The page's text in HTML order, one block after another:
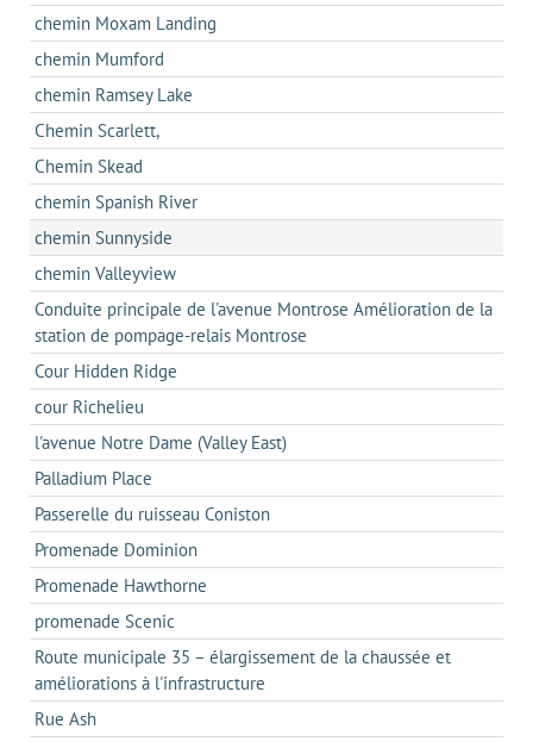
chemin Moxam Landing
chemin Mumford
chemin Ramsey Lake
Chemin Scarlett,
Chemin Skead
chemin Spanish River
chemin Sunnyside
chemin Valleyview
Conduite principale de l'avenue Montrose Amélioration de la
station de pompage-relais Montrose
Cour Hidden Ridge
cour Richelieu
l'avenue Notre Dame (Valley East)
Palladium Place
Passerelle du ruisseau Coniston
Promenade Dominion
Promenade Hawthorne
promenade Scenic
Route municipale 35 – élargissement de la chaussée et
améliorations à l'infrastructure
Rue Ash